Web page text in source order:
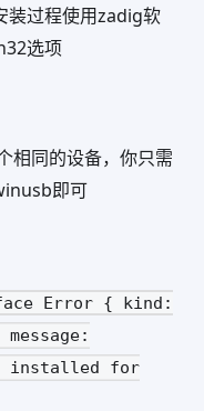
装过程使用zadig软
选项
相同的设备，你只需
即可
Error { kind:
installed for